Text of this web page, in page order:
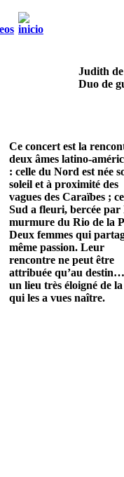
Judith
Duo de
Ce concert est la
deux âmes latino-
: celle du Nord est née
soleil et à proximité des
vagues des Caraïbes ;
Sud a fleuri, bercée par
murmure du Rio de la
Deux femmes qui
même passion. Leur
rencontre ne peut être
attribuée qu’au
un lieu très éloigné de
qui les a vues naître.